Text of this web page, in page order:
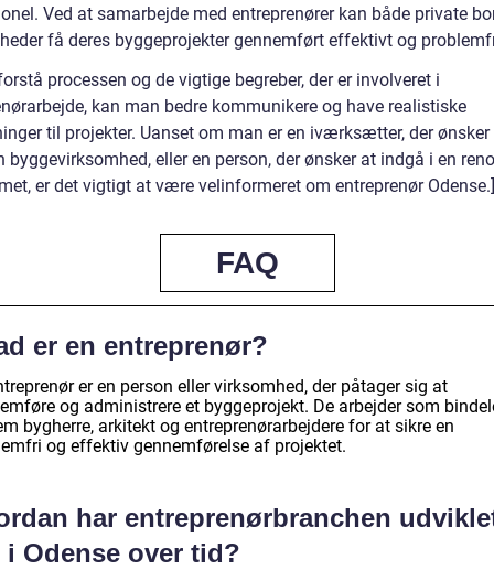
Ved at samarbejde med entreprenører kan både private
få deres byggeprojekter gennemført effektivt og
processen og de vigtige begreber, der er involveret i
kan man bedre kommunikere og have realistiske
til projekter. Uanset om man er en iværksætter, der ønsker
byggevirksomhed, eller en person, der ønsker at indgå i en
er det vigtigt at være velinformeret om entreprenør Odense.]
FAQ
er en entreprenør?
er en person eller virksomhed, der påtager sig at
og administrere et byggeprojekt. De arbejder som
bygherre, arkitekt og entreprenørarbejdere for at sikre en
og effektiv gennemførelse af projektet.
har entreprenørbranchen
i Odense over tid?